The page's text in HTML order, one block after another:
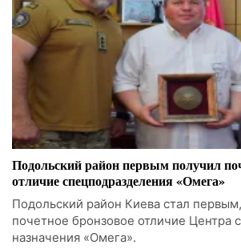
Подольский район первым получил
отличие спецподразделения «Омега»
Подольский район Киева стал
почетное бронзовое отличие Центра
назначения «Омега».